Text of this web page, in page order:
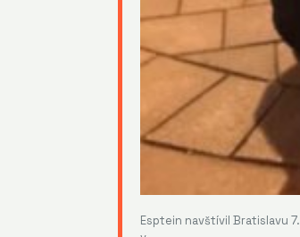
Esptein navštívil Bratislavu